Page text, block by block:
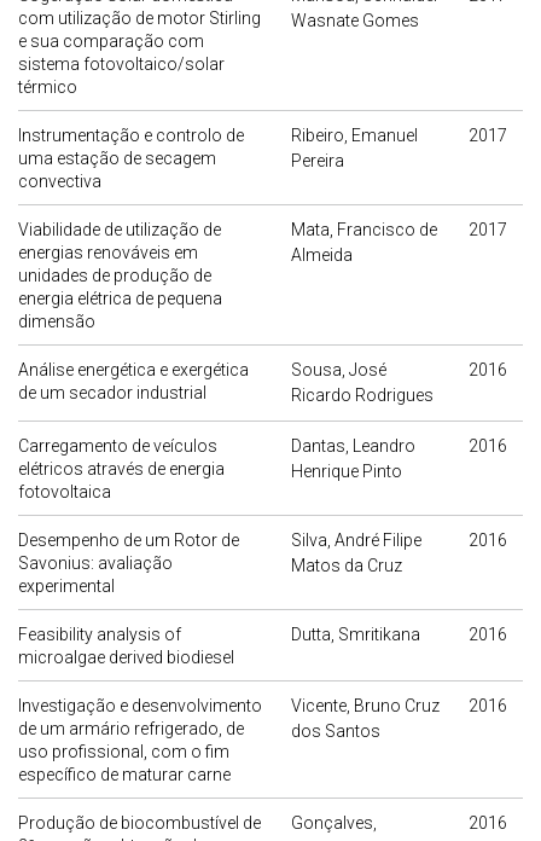
com utilização de motor Stirling
e sua comparação com
sistema fotovoltaico/solar
térmico
Wasnate Gomes
Instrumentação e controlo de
uma estação de secagem
convectiva
Ribeiro, Emanuel
Pereira
2017
Viabilidade de utilização de
energias renováveis em
unidades de produção de
energia elétrica de pequena
dimensão
Mata, Francisco de
Almeida
2017
Análise energética e exergética
de um secador industrial
Sousa, José
Ricardo Rodrigues
2016
Carregamento de veículos
elétricos através de energia
fotovoltaica
Dantas, Leandro
Henrique Pinto
2016
Desempenho de um Rotor de
Savonius: avaliação
experimental
Silva, André Filipe
Matos da Cruz
2016
Feasibility analysis of
microalgae derived biodiesel
Dutta, Smritikana 2016
Investigação e desenvolvimento
de um armário refrigerado, de
uso profissional, com o fim
específico de maturar carne
Vicente, Bruno Cruz
dos Santos
2016
Produção de biocombustível de
Gonçalves,
2016